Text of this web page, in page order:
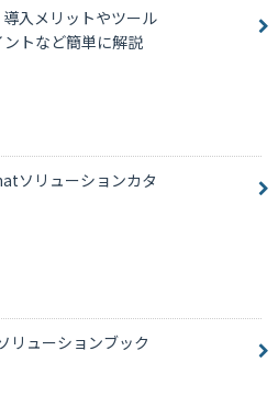
導入メリットやツール
トなど簡単に解説
ソリューションカタ
リューションブック